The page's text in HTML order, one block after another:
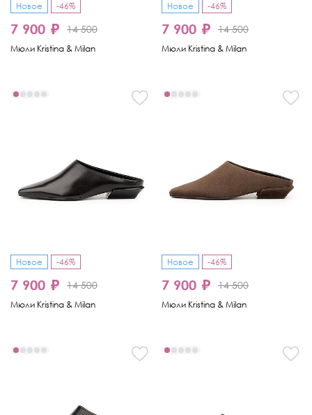
Новое -46%
7 900 ₽ 14 500
Мюли Kristina & Milan
Новое -46%
7 900 ₽ 14 500
Мюли Kristina & Milan
Новое -46%
7 900 ₽ 14 500
Мюли Kristina & Milan
Новое -46%
7 900 ₽ 14 500
Мюли Kristina & Milan